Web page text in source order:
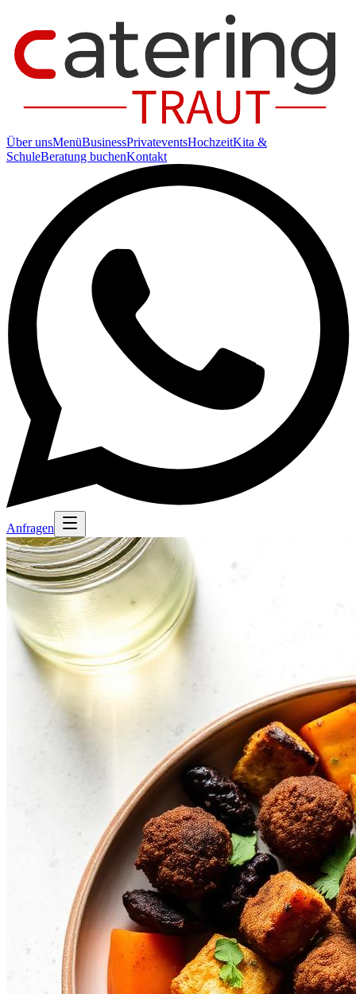
Über unsMenüBusinessPrivateventsHochzeitKita &
SchuleBeratung buchenKontakt
Anfragen